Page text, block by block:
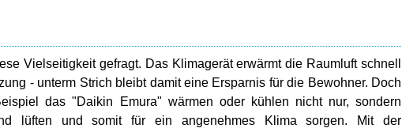
Vielseitigkeit gefragt. Das Klimagerät erwärmt die Raumluft schnell
- unterm Strich bleibt damit eine Ersparnis für die Bewohner. Doch
das "Daikin Emura" wärmen oder kühlen nicht nur, sondern
lüften und somit für ein angenehmes Klima sorgen. Mit der